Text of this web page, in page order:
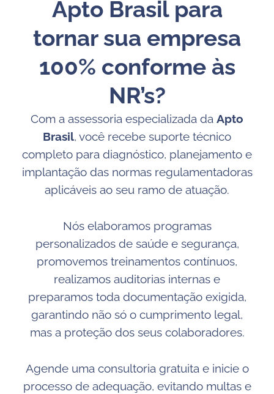
Apto Brasil para
tornar sua empresa
100% conforme às
NR’s?
Com a assessoria especializada da Apto
Brasil, você recebe suporte técnico
completo para diagnóstico, planejamento e
implantação das normas regulamentadoras
aplicáveis ao seu ramo de atuação.
Nós elaboramos programas
personalizados de saúde e segurança,
promovemos treinamentos contínuos,
realizamos auditorias internas e
preparamos toda documentação exigida,
garantindo não só o cumprimento legal,
mas a proteção dos seus colaboradores.
Agende uma consultoria gratuita e inicie o
processo de adequação, evitando multas e